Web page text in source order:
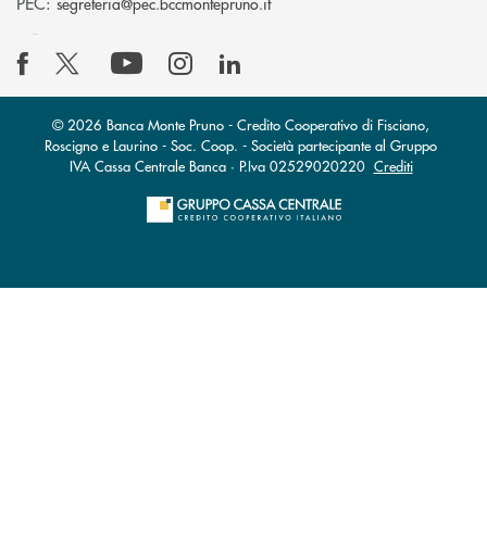
© 2026 Banca Monte Pruno - Credito Cooperativo di Fisciano,
Roscigno e Laurino - Soc. Coop. - Società partecipante al Gruppo
IVA Cassa Centrale Banca · P.Iva 02529020220 Crediti